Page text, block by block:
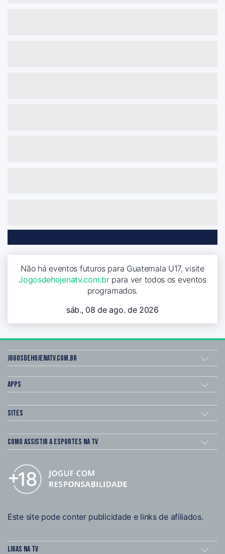
Não há eventos futuros para Guatemala U17, visite
Jogosdehojenatv.com.brpara ver todos os eventos
programados.
sáb., 08 de ago. de 2026
Jogosdehojenatv.com.br
Apps
Sites
Como assistir a esportes na TV
Este site pode conter publicidade e links de afiliados.
Ligas na TV